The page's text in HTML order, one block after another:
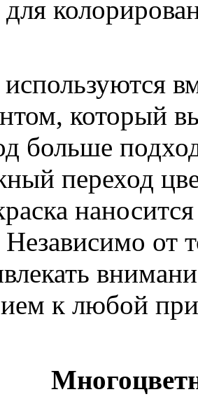
который
больше
переход
от
к любой